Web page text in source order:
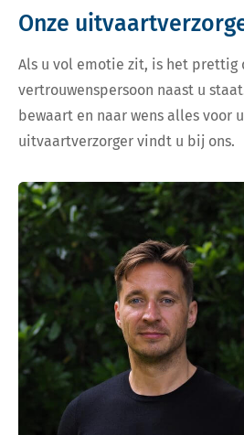
Onze
Als u vol emotie zit, is het prettig
vertrouwenspersoon naast u
bewaart en naar wens alles voor
uitvaartverzorger vindt u bij ons.